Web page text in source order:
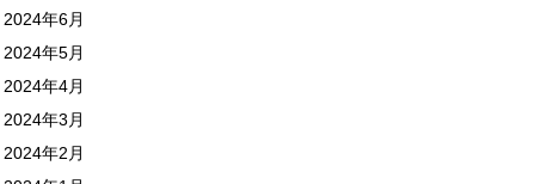
2024年6月
2024年5月
2024年4月
2024年3月
2024年2月